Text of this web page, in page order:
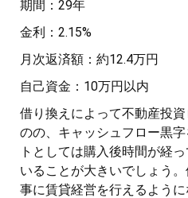
期間：29年
金利：2.15%
月次返済額：約12.4万円
自己資金：10万円以内
借り換えによって不動産投
のの、キャッシュフロー黒
トとしては購入後時間が経
いることが大きいでしょう
事に賃貸経営を行えるように